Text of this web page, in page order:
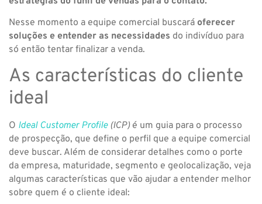
Nesse momento a equipe comercial buscará oferecer
soluções e entender as necessidades do indivíduo para
só então tentar finalizar a venda.
As características do cliente
ideal
O Ideal Customer Profile(ICP) é um guia para o processo
de prospecção, que define o perfil que a equipe comercial
deve buscar. Além de considerar detalhes como o porte
da empresa, maturidade, segmento e geolocalização, veja
algumas características que vão ajudar a entender melhor
sobre quem é o cliente ideal: